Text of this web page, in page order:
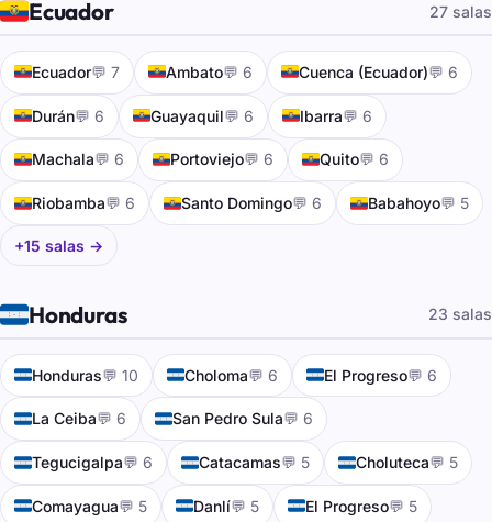
🇪🇨Ecuador 27 salas
🇪🇨Ecuador💬 7 🇪🇨Ambato💬 6 🇪🇨Cuenca (Ecuador)💬 6
🇪🇨Durán💬 6 🇪🇨Guayaquil💬 6 🇪🇨Ibarra💬 6
🇪🇨Machala💬 6 🇪🇨Portoviejo💬 6 🇪🇨Quito💬 6
🇪🇨Riobamba💬 6 🇪🇨Santo Domingo💬 6 🇪🇨Babahoyo💬 5
+15 salas →
🇭🇳Honduras 23 salas
🇭🇳Honduras💬 10 🇭🇳Choloma💬 6 🇭🇳El Progreso💬 6
🇭🇳La Ceiba💬 6 🇭🇳San Pedro Sula💬 6
🇭🇳Tegucigalpa💬 6 🇭🇳Catacamas💬 5 🇭🇳Choluteca💬 5
🇭🇳Comayagua💬 5 🇭🇳Danlí💬 5 🇭🇳El Progreso💬 5